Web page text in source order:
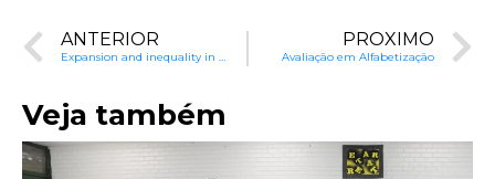
ANTERIOR PRÓXIMO
Avaliação em Alfabetização
Veja também